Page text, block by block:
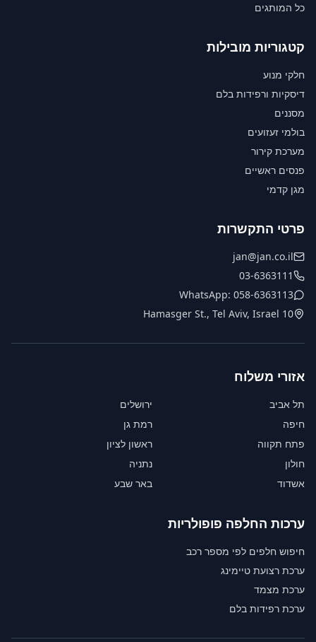
כל המותגים
קטגוריות מובילות
חלקי מנוע
דיסקיות ורפידות בלם
מסננים
בולמי זעזועים
מערכת קירור
פנסים ראשיים
מגן קדמי
פרטי התקשרות
jan@jan.co.il
03-6363111
WhatsApp: 058-6363113
10 Hamasger St., Tel Aviv, Israel
אזורי משלוח
תל אביב
ירושלים
חיפה
רמת גן
פתח תקווה
ראשון לציון
חולון
נתניה
אשדוד
באר שבע
ערכות החלפה פופולריות
חיפוש חלפים לפי מספר רכב
ערכת רצועת טיימינג
ערכת מצמד
ערכת רפידות בלם